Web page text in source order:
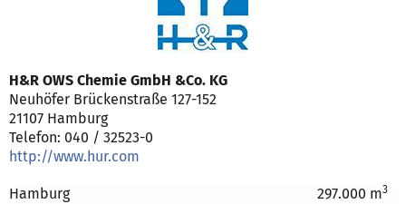
H&R OWS Chemie GmbH &Co. KG
Neuhöfer Brückenstraße 127-152
21107 Hamburg
Telefon: 040 / 32523-0
http://www.hur.com
Hamburg 297.000 m3